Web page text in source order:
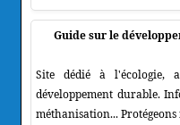
Guide sur le
Site dédié à l'écologie,
développement durable.
méthanisation...